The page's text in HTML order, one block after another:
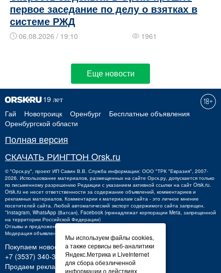
первое заседание по делу о взятках в
системе РЖД
06.08.2026 / 19:10 1961
Еще новости
Гай Новотроицк Оренбург
Бесплатные объявления
Оренбургской области
Полная версия
СКАЧАТЬ РИНГТОН Orsk.ru
©"Орск.ру", проект ИП Савин В.В. Служба информации: ООО "ТРК "Евразия", 2007-
2026. Использование материалов, размещенных на сайте Орск.ру, допускается только
по письменному разрешению Редакции с указанием активной ссылки на сайт Orsk.ru.
Orsk.ru не несет ответственности за содержание объявлений, комментариев и
рекламных материалов. Комментарии к материалам сайта - это личное мнение
посетителей сайта. Любой автоматический экспорт содержимого сайта запрещен.
*Instagram, WhatsApp (Ватсап), Facebook (принадлежат корпорации Meta, запрещенной
на территории Российской Федерации)
Отзывы и предложения о работе портала:
Модерация объявлений +7 (3537) 32-71-28
Покупаем новости:
+7 (3537) 340-300,340300@orsk.ru
Продаем рекламу:
Мы используем файлы cookies,
а также сервисы веб-аналитики
Яндекс.Метрика и LiveInternet
для сбора обезличенной
информации о действиях